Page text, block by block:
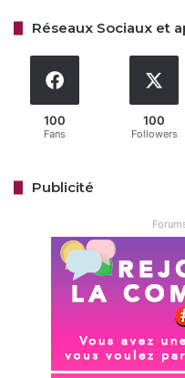
pauses dans les
avec publicité, qui
d’utilisateurs mensuels
diversifiant les sources
Cependant, l’utilisation de
soulève des questions
Si Netflix présente cette
Réseaux Sociaux et
100
Fans
100
Followers
Publicité